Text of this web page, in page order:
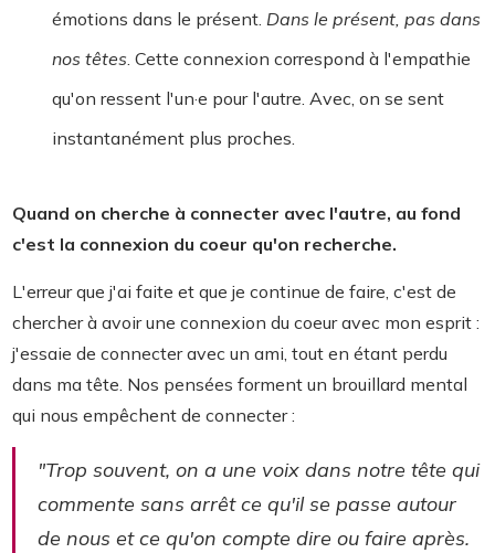
émotions dans le présent. Dans le présent, pas dans
nos têtes. Cette connexion correspond à l'empathie
qu'on ressent l'un·e pour l'autre. Avec, on se sent
instantanément plus proches.
Quand on cherche à connecter avec l'autre, au fond
c'est la connexion du coeur qu'on recherche.
L'erreur que j'ai faite et que je continue de faire, c'est de
chercher à avoir une connexion du coeur avec mon esprit :
j'essaie de connecter avec un ami, tout en étant perdu
dans ma tête. Nos pensées forment un brouillard mental
qui nous empêchent de connecter :
"Trop souvent, on a une voix dans notre tête qui
commente sans arrêt ce qu'il se passe autour
de nous et ce qu'on compte dire ou faire après.